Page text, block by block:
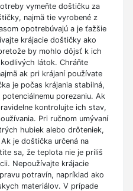
vymeňte doštičku za
najmä tie vyrobené z
opotrebúvajú a je ťažšie
krájacie doštičky ako
by mohlo dôjsť k ich
látok. Chráňte
ak pri krájaní používate
je počas krájania stabilná,
porezaniu. Ak
kontrolujte ich stav,
Pri ručnom umývaní
hubiek alebo drôteniek,
je doštička určená na
sa, že teplota nie je príliš
Nepoužívajte krájacie
potravín, napríklad ako
materiálov. V prípade